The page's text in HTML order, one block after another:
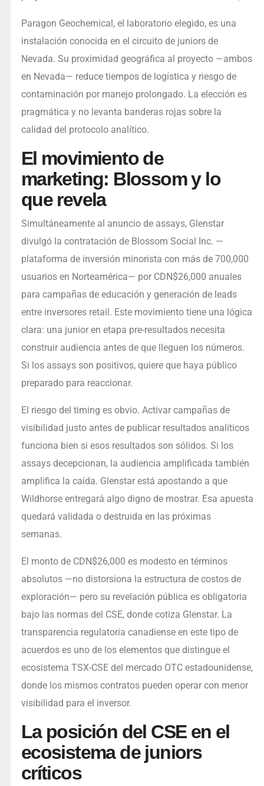
Paragon Geochemical, el laboratorio elegido, es una
instalación conocida en el circuito de juniors de
Nevada. Su proximidad geográfica al proyecto —ambos
en Nevada— reduce tiempos de logística y riesgo de
contaminación por manejo prolongado. La elección es
pragmática y no levanta banderas rojas sobre la
calidad del protocolo analítico.
El movimiento de
marketing: Blossom y lo
que revela
Simultáneamente al anuncio de assays, Glenstar
divulgó la contratación de Blossom Social Inc. —
plataforma de inversión minorista con más de 700,000
usuarios en Norteamérica— por CDN$26,000 anuales
para campañas de educación y generación de leads
entre inversores retail. Este movimiento tiene una lógica
clara: una junior en etapa pre-resultados necesita
construir audiencia antes de que lleguen los números.
Si los assays son positivos, quiere que haya público
preparado para reaccionar.
El riesgo del timing es obvio. Activar campañas de
visibilidad justo antes de publicar resultados analíticos
funciona bien si esos resultados son sólidos. Si los
assays decepcionan, la audiencia amplificada también
amplifica la caída. Glenstar está apostando a que
Wildhorse entregará algo digno de mostrar. Esa apuesta
quedará validada o destruida en las próximas
semanas.
El monto de CDN$26,000 es modesto en términos
absolutos —no distorsiona la estructura de costos de
exploración— pero su revelación pública es obligatoria
bajo las normas del CSE, donde cotiza Glenstar. La
transparencia regulatoria canadiense en este tipo de
acuerdos es uno de los elementos que distingue el
ecosistema TSX-CSE del mercado OTC estadounidense,
donde los mismos contratos pueden operar con menor
visibilidad para el inversor.
La posición del CSE en el
ecosistema de juniors
críticos